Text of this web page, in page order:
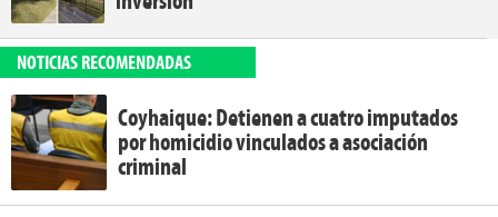
NOTICIAS RECOMENDADAS
Coyhaique: Detienen a cuatro imputados
por homicidio vinculados a asociación
criminal